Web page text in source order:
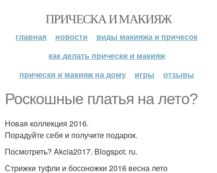
ПРИЧЕСКА И МАКИЯЖ
главная новости
виды макияжа и причесок
как делать прически и макияж
прически и макияж на дому
игры отзывы
Роскошные платья на лето?
Новая коллекция 2016.
Порадуйте себя и получите подарок.
Посмотреть? Akcia2017. Blogspot. ru.
Стрижки туфли и босоножки 2016 весна лето